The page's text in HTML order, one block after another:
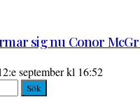
sig nu Conor
september kl 16:52